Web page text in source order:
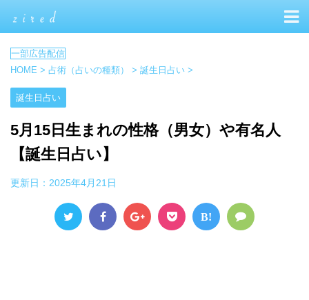
HOME > 占術（占いの種類） > 誕生日占い >
誕生日占い
5月15日生まれの性格（男女）や有名人
【誕生日占い】
更新日： 2025年4月21日
B!